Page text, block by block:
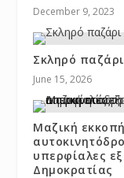
December 9, 2023
Σκληρό
June 15, 2026
Μαζική
υπερφίαλες
Δημοκρατίας